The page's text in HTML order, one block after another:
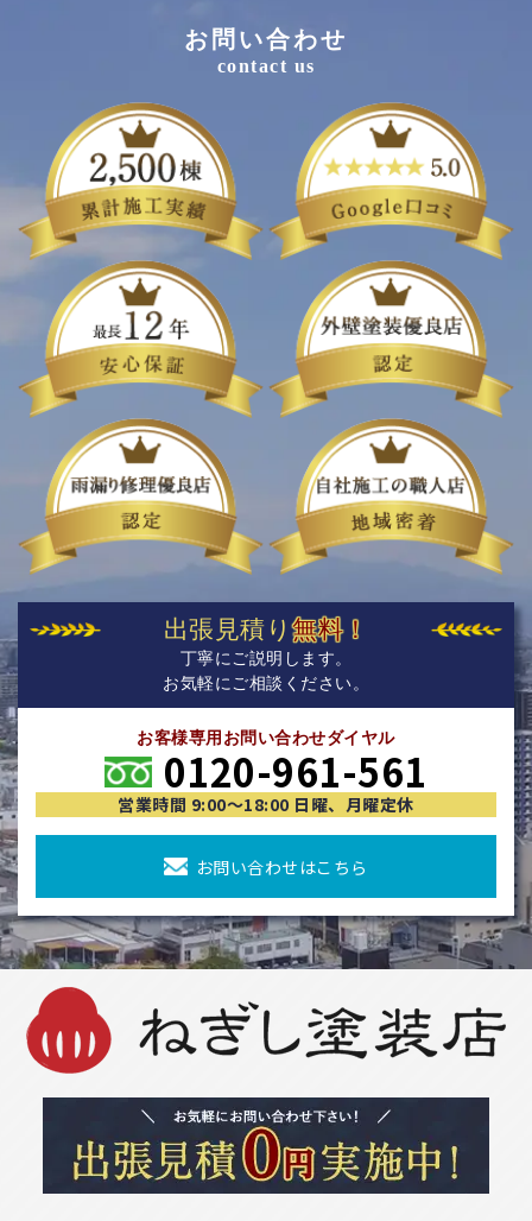
お問い合わせ
contact us
出張見積り無料！
丁寧にご説明します。
お気軽にご相談ください。
お客様専用お問い合わせダイヤル
0120-961-561
営業時間 9:00〜18:00 日曜、月曜定休
お問い合わせはこちら